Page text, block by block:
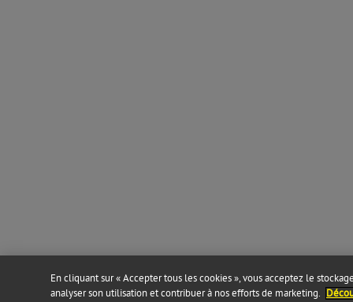
En cliquant sur « Accepter tous les cookies », vous acceptez le
analyser son utilisation et contribuer à nos efforts de marketing.